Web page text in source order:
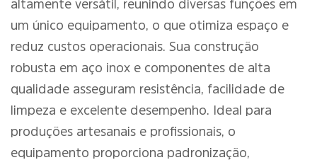
altamente versátil, reunindo diversas funções em
um único equipamento, o que otimiza espaço e
reduz custos operacionais. Sua construção
robusta em aço inox e componentes de alta
qualidade asseguram resistência, facilidade de
limpeza e excelente desempenho. Ideal para
produções artesanais e profissionais, o
equipamento proporciona padronização,